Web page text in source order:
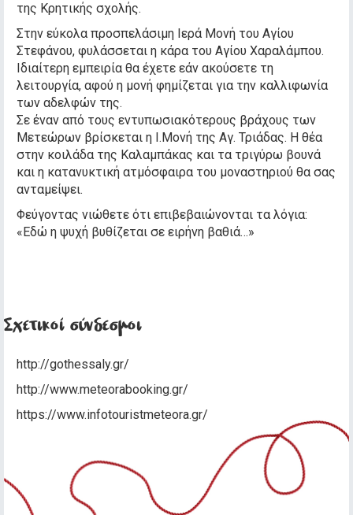
της Κρητικής σχολής.
Στην εύκολα προσπελάσιμη Ιερά Μονή του Αγίου
Στεφάνου, φυλάσσεται η κάρα του Αγίου Χαραλάμπου.
Ιδιαίτερη εμπειρία θα έχετε εάν ακούσετε τη
λειτουργία, αφού η μονή φημίζεται για την καλλιφωνία
των αδελφών της.
Σε έναν από τους εντυπωσιακότερους βράχους των
Μετεώρων βρίσκεται η Ι.Μονή της Αγ. Τριάδας. Η θέα
στην κοιλάδα της Καλαμπάκας και τα τριγύρω βουνά
και η κατανυκτική ατμόσφαιρα του μοναστηριού θα σας
ανταμείψει.
Φεύγοντας νιώθετε ότι επιβεβαιώνονται τα λόγια:
«Εδώ η ψυχή βυθίζεται σε ειρήνη βαθιά…»
Σχετικοί σύνδεσμοι
http://gothessaly.gr/
http://www.meteorabooking.gr/
https://www.infotouristmeteora.gr/